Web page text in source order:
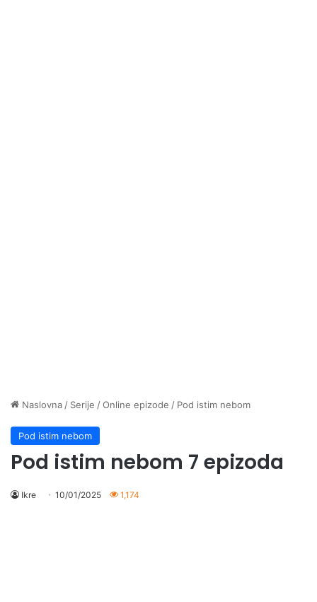
Naslovna / Serije /Online epizode / Pod istim nebom
Pod istim nebom
Pod istim nebom 7 epizoda
Ikre 10/01/2025 1,174